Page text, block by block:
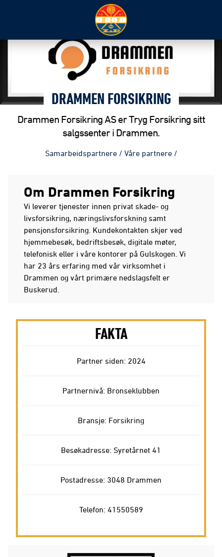
DRAMMEN FORSIKRING
Drammen Forsikring AS er Tryg Forsikring sitt
salgssenter i Drammen.
Samarbeidspartnere / Våre partnere /
Om Drammen Forsikring
Vi leverer tjenester innen privat skade- og
livsforsikring, næringslivsforskning samt
pensjonsforsikring. Kundekontakten skjer ved
hjemmebesøk, bedriftsbesøk, digitale møter,
telefonisk eller i våre kontorer på Gulskogen. Vi
har 23 års erfaring med vår virksomhet i
Drammen og vårt primære nedslagsfelt er
Buskerud.
FAKTA
Partner siden: 2024
Partnernivå: Bronseklubben
Bransje: Forsikring
Besøkadresse: Syretårnet 41
Postadresse: 3048 Drammen
Telefon: 41550589